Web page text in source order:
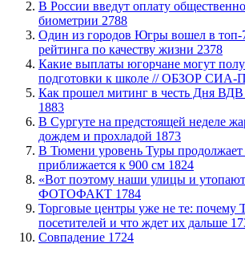
В России введут оплату
биометрии 2788
Один из городов Югры вошел в топ-
рейтинга по качеству жизни 2378
Какие выплаты югорчане могут
подготовки к школе // ОБЗОР
Как прошел митинг в честь Дня
1883
В Сургуте на предстоящей неделе
дождем и прохладой 1873
В Тюмени уровень Туры продолжает
приближается к 900 см 1824
«Вот поэтому наши улицы и утопают
ФОТОФАКТ 1784
Торговые центры уже не те: почему
посетителей и что ждет их дальше
​Совпадение 1724